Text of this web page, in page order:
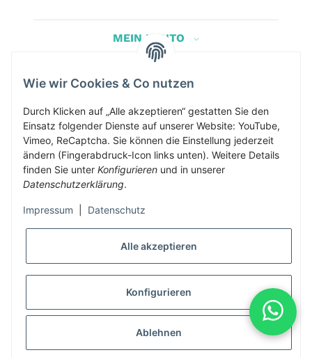
MEIN KONTO
Herbis Anglerladen
Inh.Herbert Schinnerl
Kirchdorf am Inn 5
4982 Kirchdorf am Inn
info@herbis-anglerladen.at
Alle Preise inklusive gesetzlicher Mwst., exklusive Versand- &
Servicekosten
Wie wir Cookies & Co nutzen
Durch Klicken auf „Alle akzeptieren“ gestatten Sie den
Einsatz folgender Dienste auf unserer Website: YouTube,
Vimeo, ReCaptcha. Sie können die Einstellung jederzeit
ändern (Fingerabdruck-Icon links unten). Weitere Details
finden Sie unter Konfigurieren und in unserer
Datenschutzerklärung.
Impressum Datenschutz
Alle akzeptieren
Konfigurieren
Ablehnen